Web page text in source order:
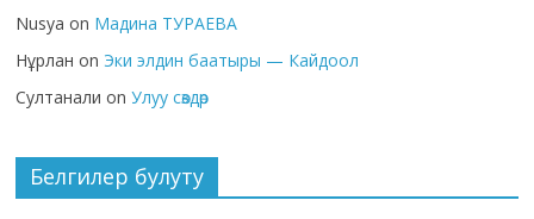
Nusya on Мадина ТУРАЕВА
Нұрлан on Эки элдин баатыры — Кайдоол
Султанали onУлуу сөздөр
Белгилер булуту